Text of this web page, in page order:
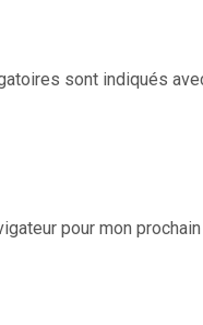
sont indiqués
pour mon